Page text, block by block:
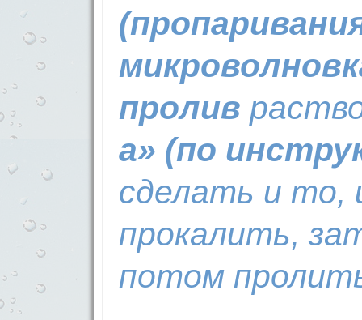
пролив
а» (по
сделать и то,
прокалить,
потом